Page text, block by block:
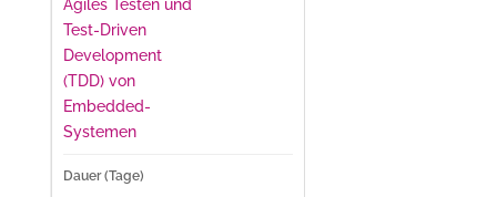
Agiles Testen und
Test-Driven
Development
(TDD) von
Embedded-
Systemen